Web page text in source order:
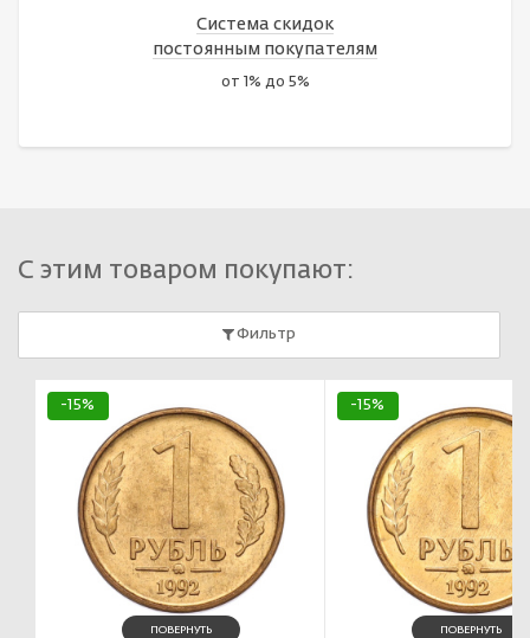
Система скидок
постоянным покупателям
от 1% до 5%
С этим товаром покупают:
Фильтр
-15%
ПОВЕРНУТЬ
-15%
ПОВЕРНУТЬ